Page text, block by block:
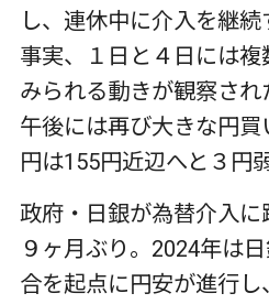
し、連休中に介入を継続
事実、１日と４日には
みられる動きが観察され
午後には再び大きな円
円は155円近辺へと３円
政府・日銀が為替介入
９ヶ月ぶり。2024年は
合を起点に円安が進行